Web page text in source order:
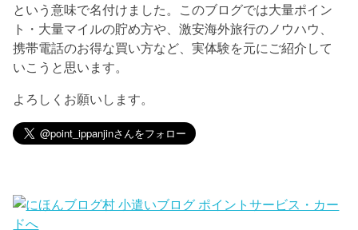
という意味で名付けました。このブログでは大量ポイン
ト・大量マイルの貯め方や、激安海外旅行のノウハウ、
携帯電話のお得な買い方など、実体験を元にご紹介して
いこうと思います。
よろしくお願いします。